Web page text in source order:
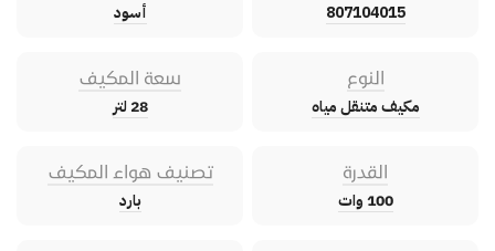
807104015 أسود
النوع
مكيف متنقل مياه
سعة المكيف
28 لتر
القدرة
100 وات
تصنيف هواء المكيف
بارد